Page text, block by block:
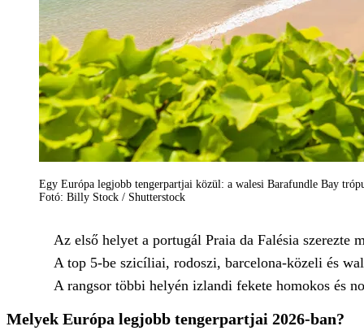
Egy Európa legjobb tengerpartjai közül: a walesi Barafundle Bay
Fotó: Billy Stock / Shutterstock
Az első helyet a portugál Praia da Falésia szerezte
A top 5-be szicíliai, rodoszi, barcelona-közeli és
A rangsor többi helyén izlandi fekete homokos és
Melyek Európa legjobb tengerpartjai 2026-ban?